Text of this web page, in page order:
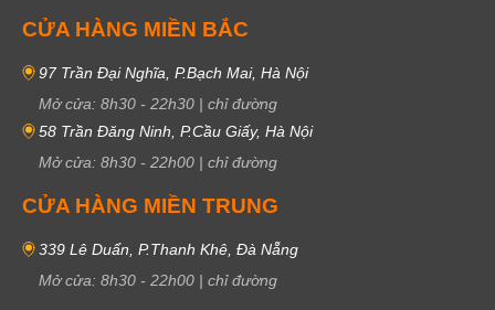
CỬA HÀNG MIỀN BẮC
97 Trần Đại Nghĩa, P.Bạch Mai, Hà Nội
Mở cửa: 8h30 - 22h30 | chỉ đường
58 Trần Đăng Ninh, P.Cầu Giấy, Hà Nội
Mở cửa: 8h30 - 22h00 | chỉ đường
CỬA HÀNG MIỀN TRUNG
339 Lê Duẩn, P.Thanh Khê, Đà Nẵng
Mở cửa: 8h30 - 22h00 | chỉ đường